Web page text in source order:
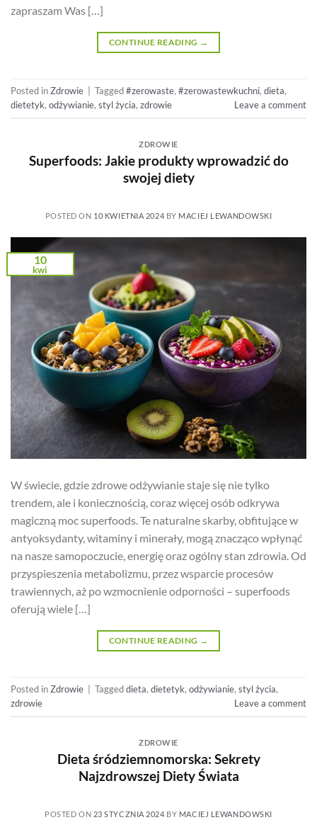
zapraszam Was […]
CONTINUE READING →
Posted inZdrowie Tagged#zerowaste, #zerowastewkuchni, dieta,
dietetyk, odżywianie, styl życia, zdrowie Leave a comment
ZDROWIE
Superfoods: Jakie produkty wprowadzić do
swojej diety
POSTED ON 10 KWIETNIA 2024 BY MACIEJ LEWANDOWSKI
10
kwi
W świecie, gdzie zdrowe odżywianie staje się nie tylko
trendem, ale i koniecznością, coraz więcej osób odkrywa
magiczną moc superfoods. Te naturalne skarby, obfitujące w
antyoksydanty, witaminy i minerały, mogą znacząco wpłynąć
na nasze samopoczucie, energię oraz ogólny stan zdrowia. Od
przyspieszenia metabolizmu, przez wsparcie procesów
trawiennych, aż po wzmocnienie odporności – superfoods
oferują wiele […]
CONTINUE READING →
Posted inZdrowie Taggeddieta, dietetyk, odżywianie, styl życia,
zdrowie
Leave a comment
ZDROWIE
Dieta śródziemnomorska: Sekrety
Najzdrowszej Diety Świata
POSTED ON 23 STYCZNIA 2024 BY MACIEJ LEWANDOWSKI